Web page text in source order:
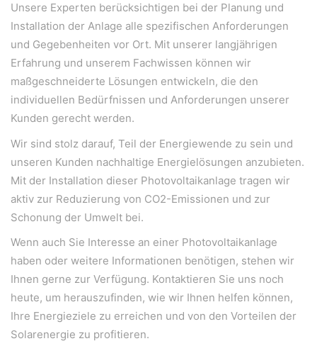
Unsere Experten berücksichtigen bei der Planung und
Installation der Anlage alle spezifischen Anforderungen
und Gegebenheiten vor Ort. Mit unserer langjährigen
Erfahrung und unserem Fachwissen können wir
maßgeschneiderte Lösungen entwickeln, die den
individuellen Bedürfnissen und Anforderungen unserer
Kunden gerecht werden.
Wir sind stolz darauf, Teil der Energiewende zu sein und
unseren Kunden nachhaltige Energielösungen anzubieten.
Mit der Installation dieser Photovoltaikanlage tragen wir
aktiv zur Reduzierung von CO2-Emissionen und zur
Schonung der Umwelt bei.
Wenn auch Sie Interesse an einer Photovoltaikanlage
haben oder weitere Informationen benötigen, stehen wir
Ihnen gerne zur Verfügung. Kontaktieren Sie uns noch
heute, um herauszufinden, wie wir Ihnen helfen können,
Ihre Energieziele zu erreichen und von den Vorteilen der
Solarenergie zu profitieren.
WeiserLeben GmbH
Bergheimerstraße 45
A-5020 Salzburg
office@weiserleben.at
+43(0) 664 244 88 38
Wir schaffen Lebensräume, die die Außenwelt mit der
Innenwelt verbinden. Das Persönliche steht stets im
Kontakt
Newsletter
Impressum
Datenschutzerklärung – WeiserLeben